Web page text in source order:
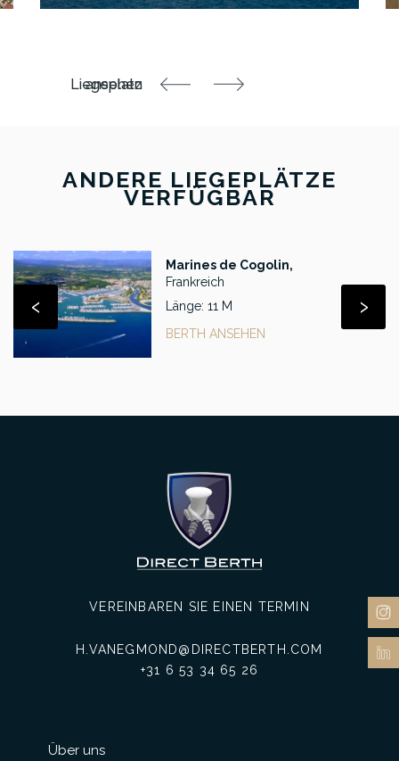
ANDERE LIEGEPLÄTZE
VERFÜGBAR
Marines de Cogolin,
Frankreich
Länge: 11 M
BERTH ANSEHEN
‹ ›
Über uns
VEREINBAREN SIE EINEN TERMIN
H.VANEGMOND@DIRECTBERTH.COM
+31 6 53 34 65 26